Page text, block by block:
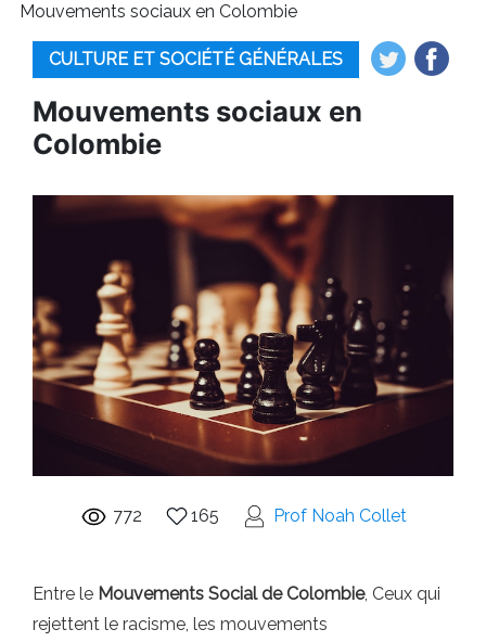
Mouvements sociaux en Colombie
CULTURE ET SOCIÉTÉ GÉNÉRALES
Mouvements sociaux en
Colombie
772 165 Prof Noah Collet
Entre le Mouvements Social de Colombie, Ceux qui
rejettent le racisme, les mouvements